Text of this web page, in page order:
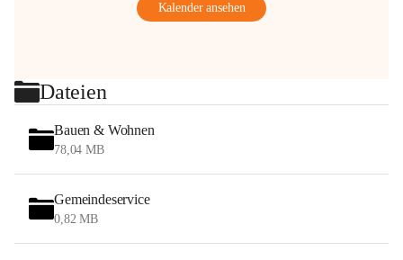
Kalender ansehen
Dateien
Bauen & Wohnen
78,04 MB
Gemeindeservice
0,82 MB